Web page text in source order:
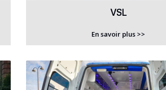
VSL
En savoir plus >>